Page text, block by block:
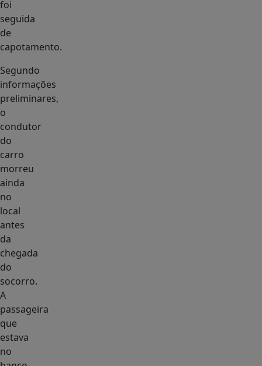
foi
seguida
de
capotamento.
Segundo
informações
preliminares,
o
condutor
do
carro
morreu
ainda
no
local
antes
da
chegada
do
socorro.
A
passageira
que
estava
no